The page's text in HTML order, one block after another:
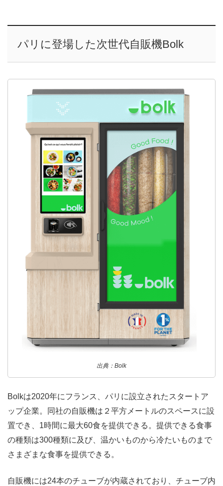
パリに登場した次世代自販機Bolk
出典：Bolk
Bolkは2020年にフランス、パリに設立されたスタートア
ップ企業。同社の自販機は２平方メートルのスペースに設
置でき、1時間に最大60食を提供できる。提供できる食事
の種類は300種類に及び、温かいものから冷たいものまで
さまざまな食事を提供できる。
自販機には24本のチューブが内蔵されており、チューブ内